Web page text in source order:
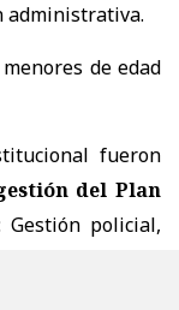
administrativa.
de edad
fueron
del Plan
Gestión policial,